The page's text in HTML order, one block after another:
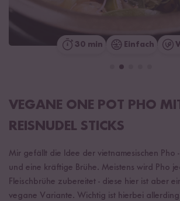
30 min Einfach
VEGANE ONE POT PHO
REISNUDEL STICKS
Mir gefällt die Idee der vietnamesischen Pho
und eine kräftige Brühe. Meistens wird Pho
Fleischbrühe zubereitet - diese hier ist aber
vegane Variante. Wichtig ist hierbei